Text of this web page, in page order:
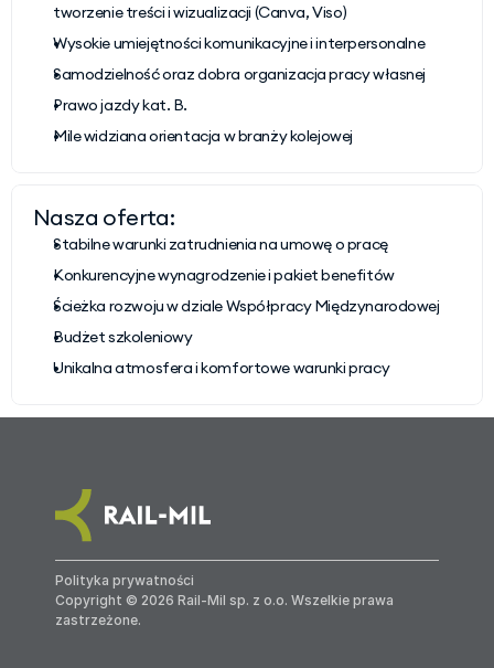
tworzenie treści i wizualizacji (Canva, Viso)
Wysokie umiejętności komunikacyjne i interpersonalne
Samodzielność oraz dobra organizacja pracy własnej
Prawo jazdy kat. B.
Mile widziana orientacja w branży kolejowej
Nasza oferta:
Stabilne warunki zatrudnienia na umowę o pracę
Konkurencyjne wynagrodzenie i pakiet benefitów
Ścieżka rozwoju w dziale Współpracy Międzynarodowej
Budżet szkoleniowy
Unikalna atmosfera i komfortowe warunki pracy
Polityka prywatności
Copyright © 2026 Rail-Mil sp. z o.o. Wszelkie prawa
zastrzeżone.